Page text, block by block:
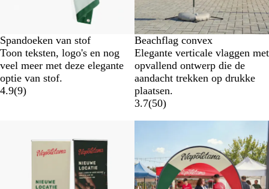
Spandoeken van stof
Toon teksten, logo's en nog
veel meer met deze elegante
optie van stof.
4.9(9)
Beachflag convex
Elegante verticale vlaggen met
opvallend ontwerp die de
aandacht trekken op drukke
plaatsen.
3.7(50)